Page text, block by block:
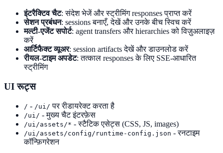
इंटरैक्टिव चैट: संदेश भेजें और स्ट्रीमिंग responses प्राप्त करें
सेशन प्रबंधन: sessions बनाएँ, देखें और उनके बीच स्विच करें
मल्टी-एजेंट सपोर्ट: agent transfers और hierarchies को विज़ुअलाइज़
करें
आर्टिफैक्ट व्यूअर: session artifacts देखें और डाउनलोड करें
रीयल-टाइम अपडेट: तत्काल responses के लिए SSE-आधारित
स्ट्रीमिंग
UI रूट्स
/ - /ui/ पर रीडायरेक्ट करता है
/ui/ - मुख्य चैट इंटरफ़ेस
/ui/assets/* - स्टैटिक एसेट्स (CSS, JS, images)
/ui/assets/config/runtime-config.json - रनटाइम
कॉन्फ़िगरेशन